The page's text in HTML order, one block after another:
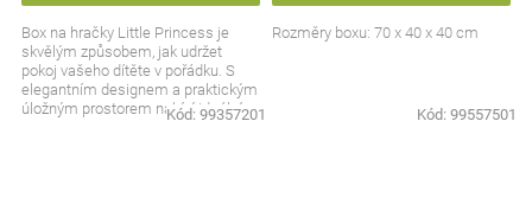
Box na hračky Little Princess je
skvělým způsobem, jak udržet
pokoj vašeho dítěte v pořádku. S
elegantním designem a praktickým
úložným prostorem nabízí ideální
Kód: 99357201
Rozměry boxu: 70 x 40 x 40 cm
Kód: 99557501